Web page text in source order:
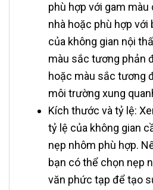
phù hợp với gam
nhà hoặc phù hợp
của không gian nội
màu sắc tương phản
hoặc màu sắc tương
môi trường xung
Kích thước và tỷ lệ:
tỷ lệ của không gian
nẹp nhôm phù hợp.
bạn có thể chọn nẹp
văn phức tạp để tạo